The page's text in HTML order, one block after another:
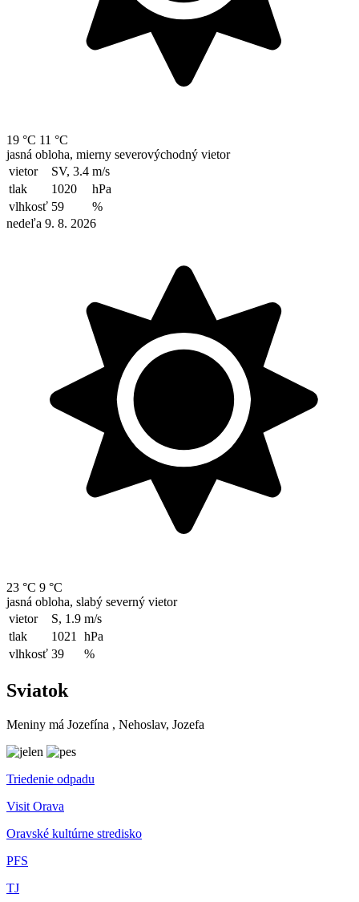
19 °C 11 °C
jasná obloha, mierny severovýchodný vietor
vietor
SV, 3.4 m/s
tlak
1020
hPa
vlhkosť 59
%
nedeľa 9. 8. 2026
23 °C 9 °C
jasná obloha, slabý severný vietor
vietor
S, 1.9 m/s
tlak
1021
hPa
vlhkosť 39 %
Sviatok
Meniny má Jozefína , Nehoslav, Jozefa
Triedenie odpadu
Visit Orava
Oravské kultúrne stredisko
PFS
TJ